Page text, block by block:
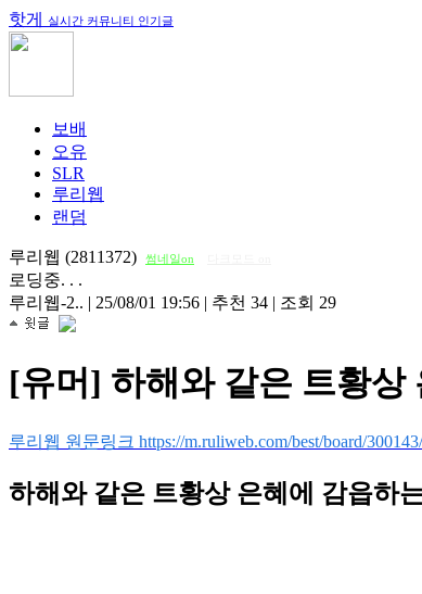
핫게 실시간 커뮤니티 인기글
보배
오유
SLR
루리웹
랜덤
루리웹 (2811372) 썸네일on
로딩중. . .
루리웹-2.. | 25/08/01 19:56 | 추천 34 | 조회 29
[유머] 하해와 같은 트황상
루리웹 원문링크 https://m.ruliweb.com/best/board/
하해와 같은 트황상 은혜에 감읍하